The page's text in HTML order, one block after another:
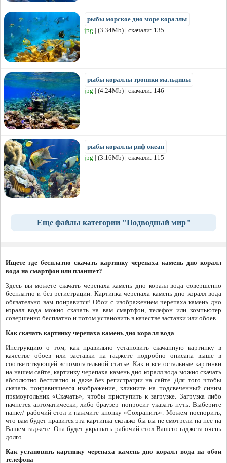
рыбы морское дно море кораллы
jpg | (3.34Mb) | скачали: 135
рыбы кораллы тропики мальдивы
jpg | (4.24Mb) | скачали: 146
рыбы кораллы риф океан
jpg | (3.16Mb) | скачали: 115
Еще файлы категории "Подводный мир"
Ищете где бесплатно скачать картинку черепаха камень дно коралл
вода на смартфон или планшет?
Здесь вы можете скачать черепаха камень дно коралл вода совершенно
бесплатно и без регистрации. Картинка черепаха камень дно коралл вода
обязательно вам понравится! Обои с изображением черепаха камень дно
коралл вода можно скачать на вам смартфон, телефон или компьютер
совершенно бесплатно и потом установить в качестве заставки или обоев.
Как скачать картинку черепаха камень дно коралл вода
Инструкцию о том, как правильно установить скачанную картинку в
качестве обоев или заставки на гаджете подробно описана выше в
соответствующей вспомогательной статье. Как и все остальные картинки
на нашем сайте, картинку черепаха камень дно коралл вода можно скачать
абсолютно бесплатно и даже без регистрации на сайте. Для того чтобы
скачать понравившееся изображение, кликните на подсвеченный синим
прямоугольник «Скачать», чтобы приступить к загрузке. Загрузка либо
начнется автоматически, либо браузер попросит указать путь. Выберите
папку/ рабочий стол и нажмите кнопку «Сохранить». Можем поспорить,
что вам будет нравится эта картинка сколько бы вы не смотрели на нее на
Вашем гаджете. Она будет украшать рабочий стол Вашего гаджета очень
долго.
Как установить картинку черепаха камень дно коралл вода на обои
телефона